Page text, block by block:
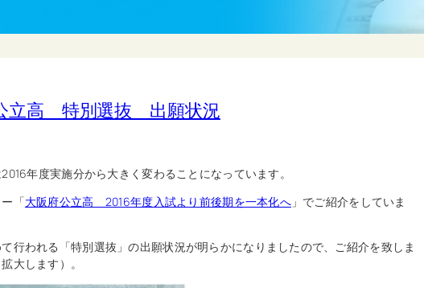
立高 特別選抜 出願状況
年度実施分から大きく変わることになっています。
「大阪府公立高 2016年度入試より前後期を一本化へ」でご紹介をしていま
行われる「特別選抜」の出願状況が明らかになりましたので、ご紹介を致しま
大します）。